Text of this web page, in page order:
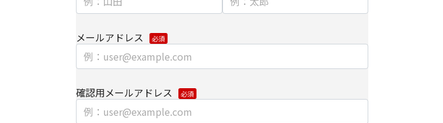
アクセス履歴は、市場分析、および、これに基づく販売促進活動のため
ウェブサイトにおける、お客さまアクセス情報の取り扱いについて。
・クッキー（cookie）とウェブビーコンの使用によるアクセス情報の収
【第三者提供に関して】
メールアドレス
確認用メールアドレス